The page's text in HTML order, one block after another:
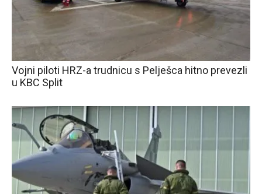
Vojni piloti HRZ-a trudnicu s Pelješca hitno prevezli
u KBC Split